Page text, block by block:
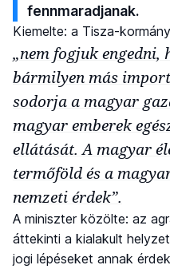
fennmaradjanak.
Kiemelte: a Tisza-
„nem fogjuk engedni,
bármilyen más
sodorja a magyar
magyar emberek
ellátását. A magyar
termőföld és a
nemzeti érdek”.
A miniszter közölte: az
áttekinti a kialakult
jogi lépéseket annak